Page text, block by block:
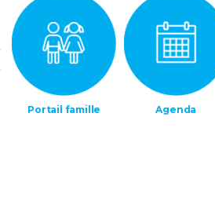
Agenda Kiosque